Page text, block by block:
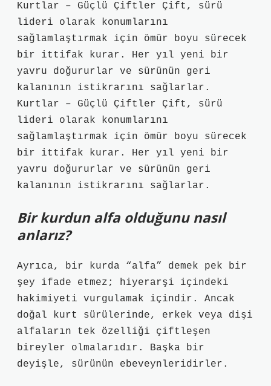
Kurtlar – Güçlü Çiftler Çift, sürü
lideri olarak konumlarını
sağlamlaştırmak için ömür boyu sürecek
bir ittifak kurar. Her yıl yeni bir
yavru doğururlar ve sürünün geri
kalanının istikrarını sağlarlar.
Kurtlar – Güçlü Çiftler Çift, sürü
lideri olarak konumlarını
sağlamlaştırmak için ömür boyu sürecek
bir ittifak kurar. Her yıl yeni bir
yavru doğururlar ve sürünün geri
kalanının istikrarını sağlarlar.
Bir kurdun alfa olduğunu nasıl
anlarız?
Ayrıca, bir kurda “alfa” demek pek bir
şey ifade etmez; hiyerarşi içindeki
hakimiyeti vurgulamak içindir. Ancak
doğal kurt sürülerinde, erkek veya dişi
alfaların tek özelliği çiftleşen
bireyler olmalarıdır. Başka bir
deyişle, sürünün ebeveynleridirler.